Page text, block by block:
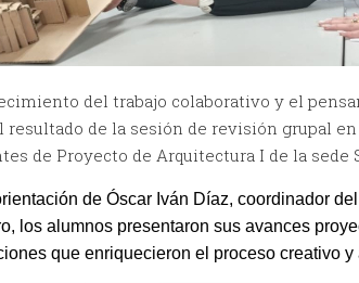
del trabajo colaborativo y el
resultado de la sesión de revisión grupal
de Proyecto de Arquitectura I de la sede
de Óscar Iván Díaz, coordinador
los alumnos presentaron sus avances
que enriquecieron el proceso creativo y